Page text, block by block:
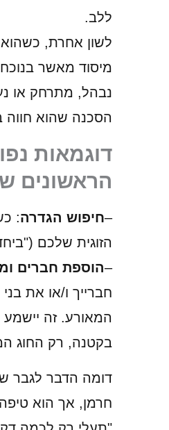
ללב.
לשון אחרת,
מיסוד מאשר
נבהל, מתרחק או
הסכנה שהוא
דוגמאות
הראשונים
–חיפוש הגדרה:
הזוגית שלכם
–הוספת חברים
חברייך ו/או את
המאורע. זה
בקטנה, רק החוג
דומה הדבר לגבר
חרמן, אך הוא